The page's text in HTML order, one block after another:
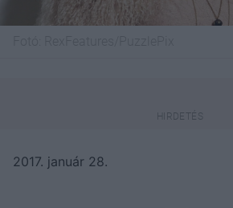
2017. január 28.